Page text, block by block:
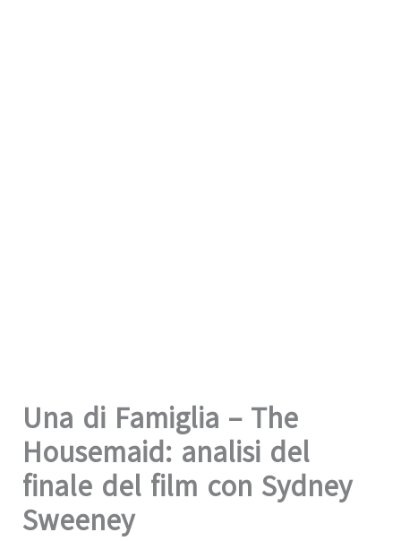
Una di Famiglia – The
Housemaid: analisi del
finale del film con Sydney
Sweeney